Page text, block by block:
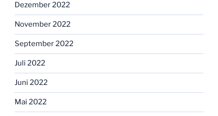
Dezember 2022
November 2022
September 2022
Juli 2022
Juni 2022
Mai 2022